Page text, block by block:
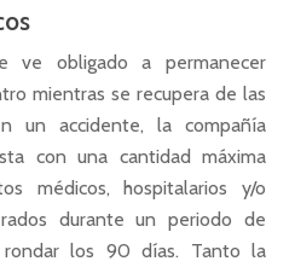
ve obligado a permanecer
mientras se recupera de las
un accidente, la compañía
con una cantidad máxima
médicos, hospitalarios y/o
durante un periodo de
los 90 días. Tanto la